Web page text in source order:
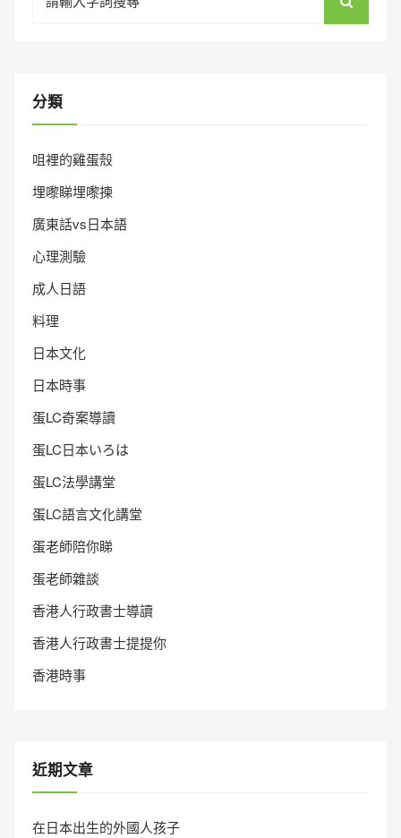
for:
分類
咀裡的雞蛋殼
埋嚟睇埋嚟揀
廣東話vs日本語
心理測驗
成人日語
料理
日本文化
日本時事
蛋LC奇案導讀
蛋LC日本いろは
蛋LC法學講堂
蛋LC語言文化講堂
蛋老師陪你睇
蛋老師雜談
香港人行政書士導讀
香港人行政書士提提你
香港時事
近期文章
在日本出生的外國人孩子